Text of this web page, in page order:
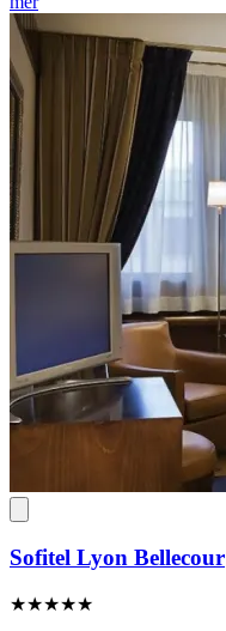
Sofitel Lyon Bellecour
★★★★★